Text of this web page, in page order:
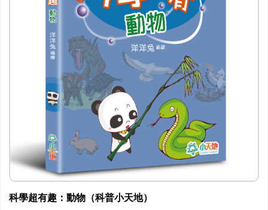
科學超有趣：動物（科普小天地）